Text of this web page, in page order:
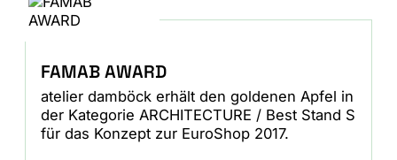
FAMAB AWARD
atelier damböck erhält den goldenen Apfel in
der Kategorie ARCHITECTURE / Best Stand S
für das Konzept zur EuroShop 2017.